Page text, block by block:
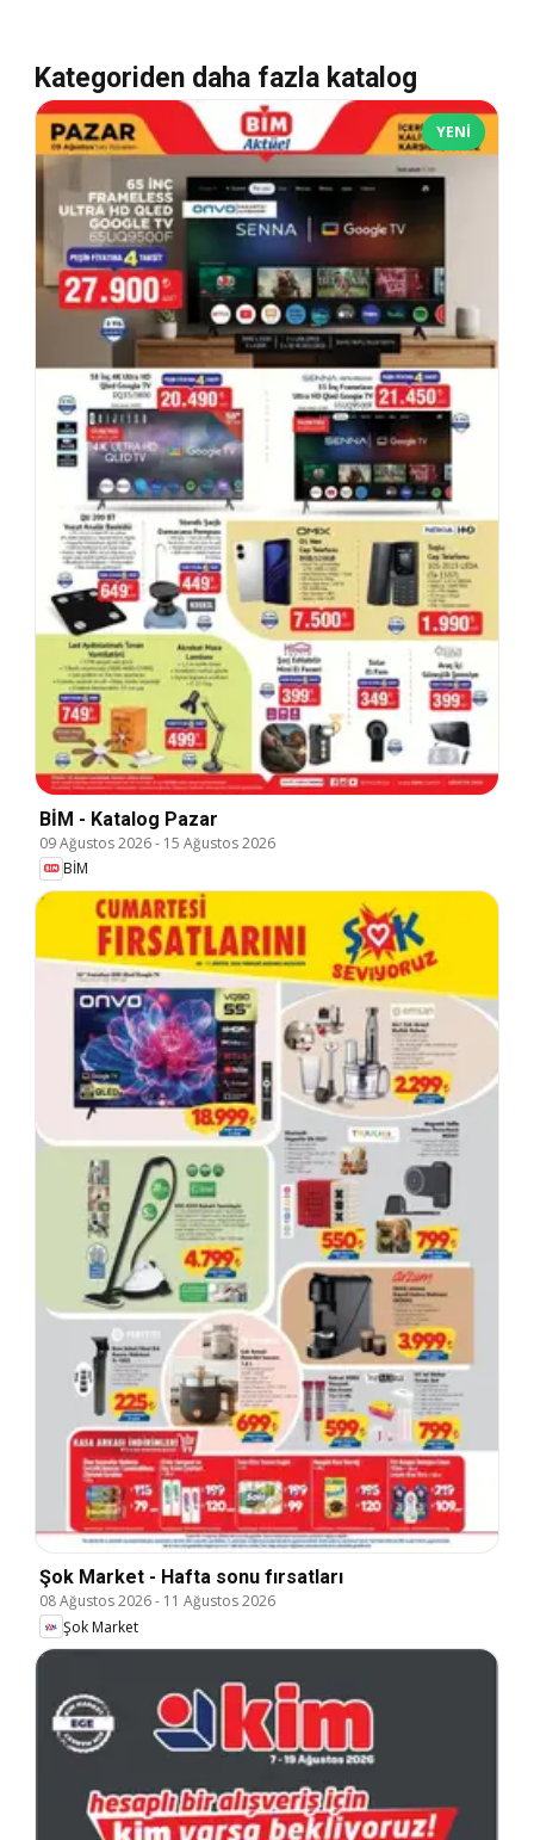
Kategoriden daha fazla katalog
YENI
BİM - Katalog Pazar
09 Ağustos 2026- 15 Ağustos 2026
BİM
Şok Market - Hafta sonu fırsatları
08 Ağustos 2026- 11 Ağustos 2026
Şok Market